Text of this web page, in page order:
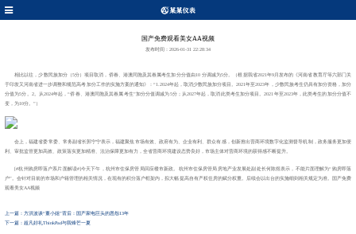
国产免费观看美女AA视频
发布时间：2026-01-31 22:28:34
相比以往，少数民族加分（5分）项目取消，侨眷、港澳同胞及其眷属考生加分分值由10 分调减为5分。（根据我省2021年9月发布的《河南省教育厅等六部门关
于印发又河南省进一步调整和规范高考加分工作的实施方案的通知》：“1.2024年起，取消少数民族加分项目。2021年至2023年，少数民族考生仍具有加分资格，加分
分值为5分。2。从2024年起，“侨眷、港澳同胞及其眷属考生”加分分值调减为5分；从2027年起，取消此类考生加分项目。2021年至2023年，此类考生的加分分值不
变，为10分。”）
会上，福建省委常委、常务副省长郭宁宁表示，福建聚焦市场有效、政府有为、企业有利、群众有感，创新推出营商环境数字化监测督导机制，政务服务更加便
利、审批监管更加高效、政策落实更加精准、法治保障更加有力，全省营商环境建设态势良好，市场主体对营商环境的获得感不断提升。
[#杭州购房即落户系片面解读#]今天下午，杭州市住保房管局回应楼市新政。杭州市住保房管局房地产业发展处副处长何陈煜表示，不能片面理解为“购房即落
户”。会针对目前的市场和户籍管理的相关情况，在现有的积分落户框架内，拟大幅提高自有产权住房的赋分权重。后续会以出台的实施细则相关规定为准。国产免费
观看美女AA视频
上一篇：方洪波谈“董小姐”背后：国产家电巨头的恩怨13年
下一篇：超凡好礼ThinkPad与我锋芒一夏